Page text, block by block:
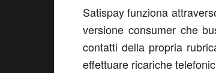
Satispay funziona
versione consumer che
contatti della propria
effettuare ricariche